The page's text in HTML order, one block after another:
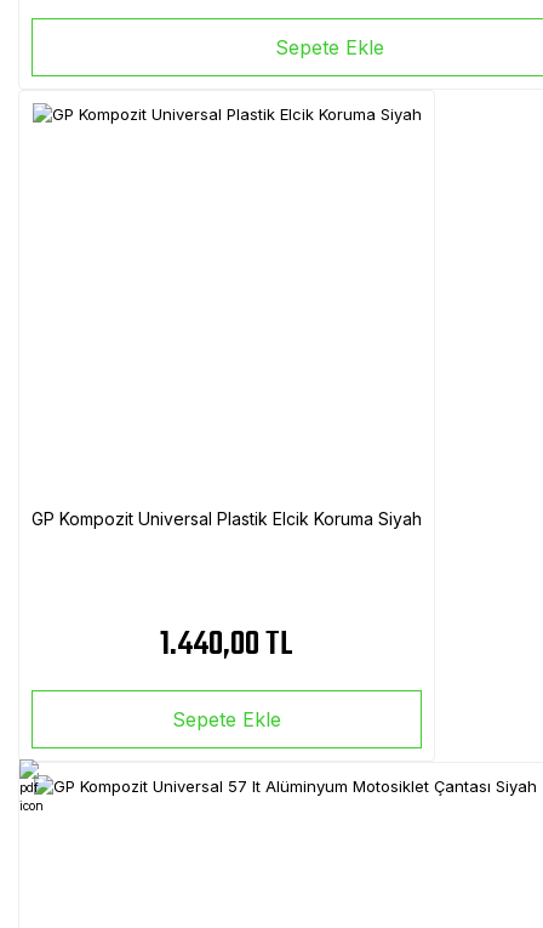
Sepete Ekle
GP Kompozit Universal Plastik Elcik Koruma Siyah
1.440,00 TL
Sepete Ekle